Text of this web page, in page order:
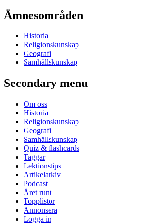
Ämnesområden
Historia
Religionskunskap
Geografi
Samhällskunskap
Secondary menu
Om oss
Historia
Religionskunskap
Geografi
Samhällskunskap
Quiz & flashcards
Taggar
Lektionstips
Artikelarkiv
Podcast
Året runt
Topplistor
Annonsera
Logga in